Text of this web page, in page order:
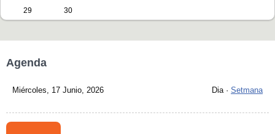
29
30
Agenda
Miércoles, 17 Junio, 2026 Dia · Setmana